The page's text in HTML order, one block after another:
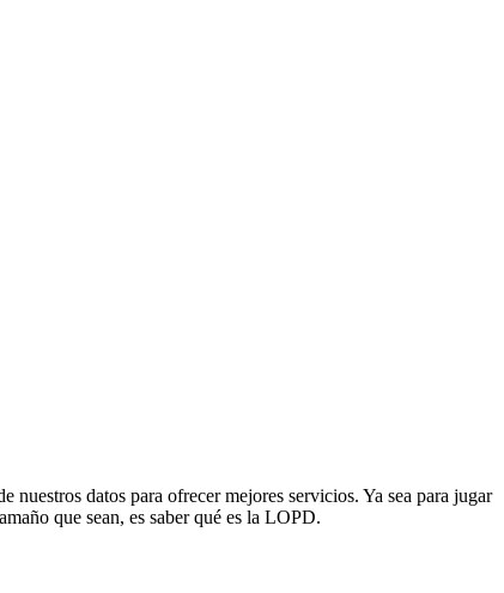
datos para ofrecer mejores servicios. Ya sea para jugar
que sean, es saber qué es la LOPD.